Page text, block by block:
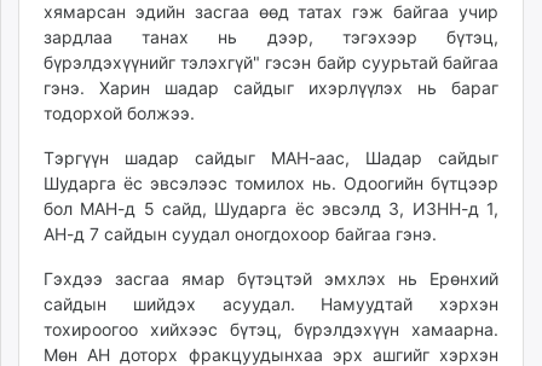
assa.mn
toim.mn
tac.mn
paparazzi.mn
хямарсан эдийн засгаа өөд татах гэж байгаа учир
зардлаа танах нь дээр, тэгэхээр бүтэц,
бүрэлдэхүүнийг тэлэхгүй" гэсэн байр суурьтай байгаа
гэнэ. Харин шадар сайдыг ихэрлүүлэх нь бараг
тодорхой болжээ.
Тэргүүн шадар сайдыг МАН-аас, Шадар сайдыг
Шударга ёс эвсэлээс томилох нь. Одоогийн бүтцээр
бол МАН-д 5 сайд, Шударга ёс эвсэлд 3, ИЗНН-д 1,
АН-д 7 сайдын суудал оногдохоор байгаа гэнэ.
Гэхдээ засгаа ямар бүтэцтэй эмхлэх нь Ерөнхий
сайдын шийдэх асуудал. Намуудтай хэрхэн
тохироогоо хийхээс бүтэц, бүрэлдэхүүн хамаарна.
Мөн АН доторх фракцуудынхаа эрх ашгийг хэрхэн